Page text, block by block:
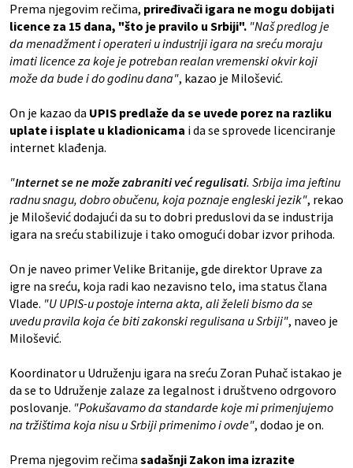
Prema njegovim rečima, priređivači igara ne mogu dobijati
licence za 15 dana, "što je pravilo u Srbiji". "Naš predlog je
da menadžment i operateri u industriji igara na sreću moraju
imati licence za koje je potreban realan vremenski okvir koji
može da bude i do godinu dana", kazao je Milošević.
On je kazao da UPIS predlaže da se uvede porez na razliku
uplate i isplate u kladionicama i da se sprovede licenciranje
internet klađenja.
"Internet se ne može zabraniti već regulisati. Srbija ima jeftinu
radnu snagu, dobro obučenu, koja poznaje engleski jezik", rekao
je Milošević dodajući da su to dobri preduslovi da se industrija
igara na sreću stabilizuje i tako omogući dobar izvor prihoda.
On je naveo primer Velike Britanije, gde direktor Uprave za
igre na sreću, koja radi kao nezavisno telo, ima status člana
Vlade. "U UPIS-u postoje interna akta, ali želeli bismo da se
uvedu pravila koja će biti zakonski regulisana u Srbiji", naveo je
Milošević.
Koordinator u Udruženju igara na sreću Zoran Puhač istakao je
da se to Udruženje zalaze za legalnost i društveno odrgovoro
poslovanje. "Pokušavamo da standarde koje mi primenjujemo
na tržištima koja nisu u Srbiji primenimo i ovde", dodao je on.
Prema njegovim rečima sadašnji Zakon ima izrazite